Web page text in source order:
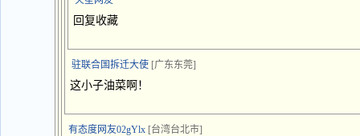
回复收藏
驻联合国拆迁大使 [广东东莞]
这小子油菜啊！
有态度网友02gYlx [台湾台北市]